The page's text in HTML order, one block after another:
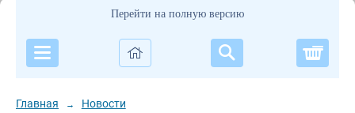
Перейти на полную версию
Главная → Новости